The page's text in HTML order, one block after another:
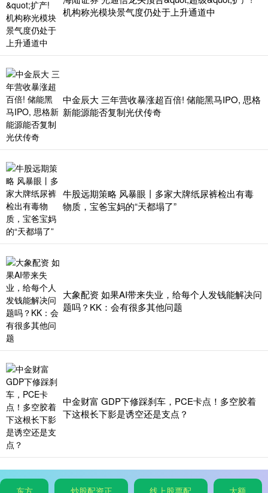
机构称光模块景气度仍处于上升通道中
中金辰大 三年营收暴涨超百倍! 储能黑马IPO, 思格
新能源能否复制光伏传奇
牛股远期策略 风暴眼丨多家大牌纸尿裤检出有毒
物质，宝爸宝妈的“天都塌了”
大象配资 如果AI带来失业，给每个人发钱能解决问
题吗？KK：会有很多其他问题
中金财富 GDP下修踩刹车，PCE卡点！多空胶着
下这根长下影是诱空还是支点？